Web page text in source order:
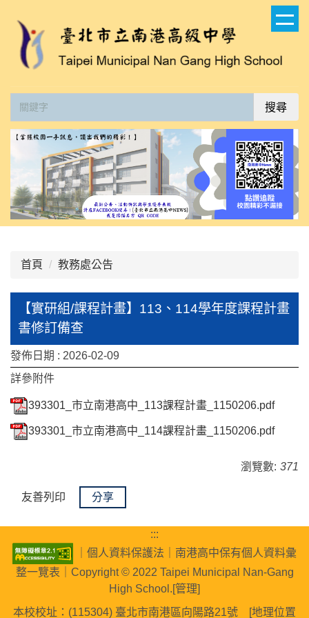
容
搜尋
首頁 教務處公告
【實研組/課程計畫】113、114學年度課程計畫
書修訂備查
發佈日期 : 2026-02-09
詳參附件
393301_市立南港高中_113課程計畫_1150206.pdf
393301_市立南港高中_114課程計畫_1150206.pdf
瀏覽數: 371
友善列印 分享
:::
個人資料保護法
南港高中保有個人資料彙
整一覽表 ｜Copyright © 2022 Taipei Municipal Nan-Gang
High School.[管理]
本校校址：(115304) 臺北市南港區向陽路21號 [地理位置